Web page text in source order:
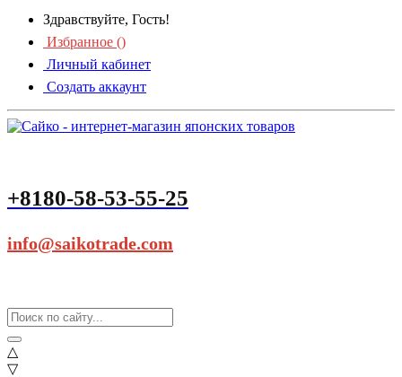
Здравствуйте, Гость!
Избранное ()
Личный кабинет
Создать аккаунт
+8180-58-53-55-25
info@saikotrade.com
△
▽